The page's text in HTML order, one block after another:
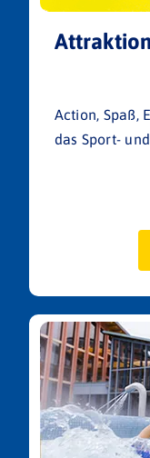
Action, Spaß,
das Sport-